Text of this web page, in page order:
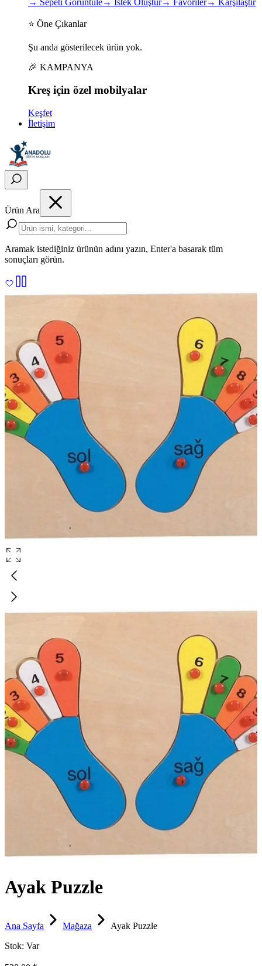
→ Sepeti Görüntüle→ İstek Oluştur→ Favoriler→ Karşılaştır
⭐ Öne Çıkanlar
Şu anda gösterilecek ürün yok.
🎉 KAMPANYA
Kreş için özel mobilyalar
Keşfet
İletişim
Ürün Ara
Aramak istediğiniz ürünün adını yazın, Enter'a basarak tüm
sonuçları görün.
Ayak Puzzle
Ana Sayfa Mağaza
Ayak Puzzle
Stok: Var